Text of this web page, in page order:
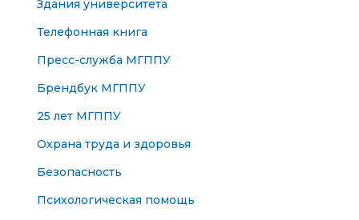
Здания университета
Телефонная книга
Пресс-служба МГППУ
Брендбук МГППУ
25 лет МГППУ
Охрана труда и здоровья
Безопасность
Психологическая помощь